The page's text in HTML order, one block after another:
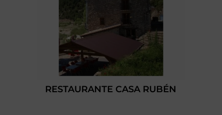
RESTAURANTE CASA RUBÉN